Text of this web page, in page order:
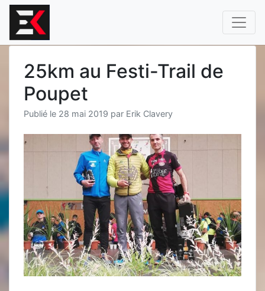
Aller
contenu
25km au Festi-Trail de
Poupet
Publié le 28 mai 2019 par Erik Clavery